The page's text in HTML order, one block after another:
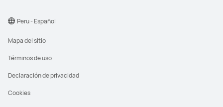
Mapa del sitio
Términos de uso
Declaración de privacidad
Cookies
Peru - Español